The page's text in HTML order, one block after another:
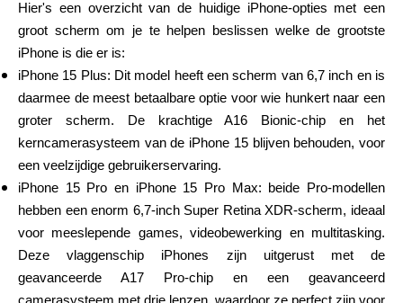
ask@scrambleup.com
Hier's een overzicht van de huidige iPhone-opties met een
groot scherm om je te helpen beslissen welke de grootste
iPhone is die er is:
iPhone 15 Plus: Dit model heeft een scherm van 6,7 inch en is
daarmee de meest betaalbare optie voor wie hunkert naar een
groter scherm. De krachtige A16 Bionic-chip en het
kerncamerasysteem van de iPhone 15 blijven behouden, voor
een veelzijdige gebruikerservaring.
iPhone 15 Pro en iPhone 15 Pro Max: beide Pro-modellen
hebben een enorm 6,7-inch Super Retina XDR-scherm, ideaal
voor meeslepende games, videobewerking en multitasking.
Deze vlaggenschip iPhones zijn uitgerust met de
geavanceerde A17 Pro-chip en een geavanceerd